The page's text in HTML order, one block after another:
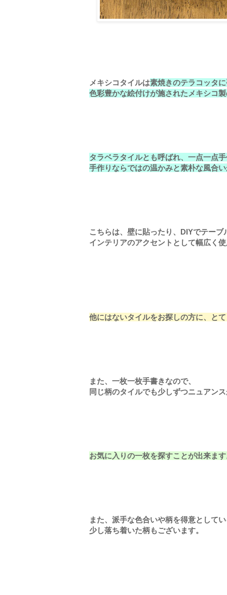
メキシコタイルは素焼きのテラコッタ
色彩豊かな絵付けが施されたメキシコ製
タラベラタイルとも呼ばれ、一点一点手
手作りならではの温かみと素朴な風合い
こちらは、壁に貼ったり、DIYでテーブ
インテリアのアクセントとして幅広く使
他にはないタイルをお探しの方に、とて
また、一枚一枚手書きなので、
同じ柄のタイルでも少しずつニュアンス
お気に入りの一枚を探すことが出来ます
また、派手な色合いや柄を得意として
少し落ち着いた柄もございます。